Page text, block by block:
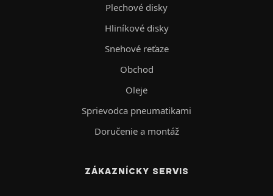
Plechové disky
Hliníkové disky
Snehové reťaze
Obchod
Oleje
Sprievodca pneumatikami
Doručenie a montáž
ZÁKAZNÍCKY SERVIS